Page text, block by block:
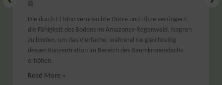
Die durch El Niño verursachte Dürre und Hitze verringern
die Fähigkeit des Bodens im Amazonas-Regenwald, Isopren
zu binden, um das Vierfache, während sie gleichzeitig
dessen Konzentration im Bereich des Baumkronendachs
erhöhen.
Read More »